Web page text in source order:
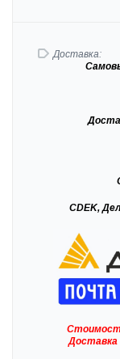
Доставка:
CDEK,
Доставка